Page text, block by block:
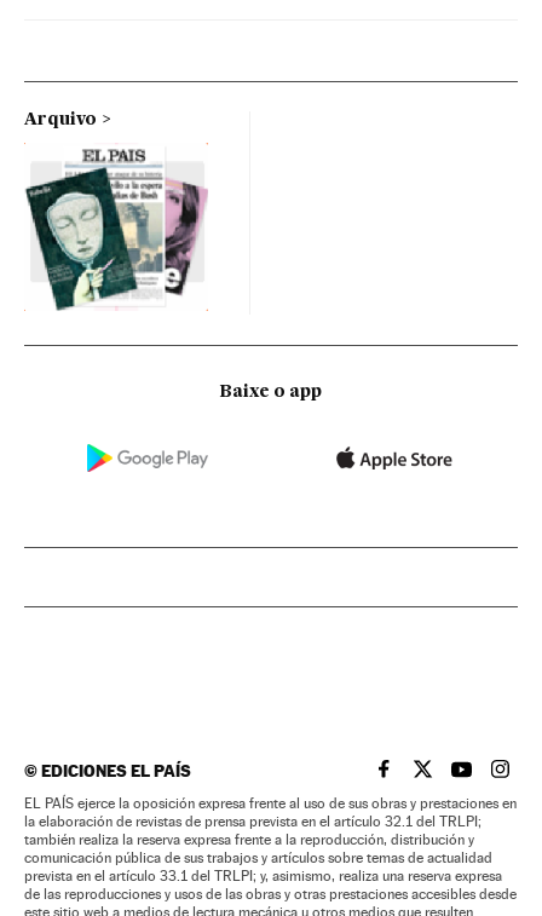
Arquivo
Baixe o app
©EDICIONES EL PAÍS EL PAÍS BRASIL EN
EL PAÍSEL PAÍS
EL
EL PAÍS ejerce la oposición expresa frente al uso de sus obras y prestaciones en
la elaboración de revistas de prensa prevista en el artículo 32.1 del TRLPI;
también realiza la reserva expresa frente a la reproducción, distribución y
comunicación pública de sus trabajos y artículos sobre temas de actualidad
prevista en el artículo 33.1 del TRLPI; y, asimismo, realiza una reserva expresa
de las reproducciones y usos de las obras y otras prestaciones accesibles desde